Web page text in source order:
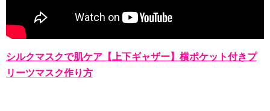
シルクマスクで肌ケア【上下ギャザー】横ポケット付きプ
リーツマスク作り方